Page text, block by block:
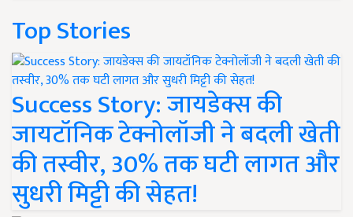
Top Stories
Success Story: जायडेक्स की
जायटॉनिक टेक्नोलॉजी ने बदली खेती
की तस्वीर, 30% तक घटी लागत और
सुधरी मिट्टी की सेहत!